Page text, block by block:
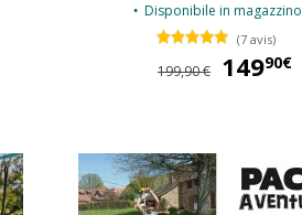
Disponibile in magazzino
(7 avis)
199,90 € 14990€